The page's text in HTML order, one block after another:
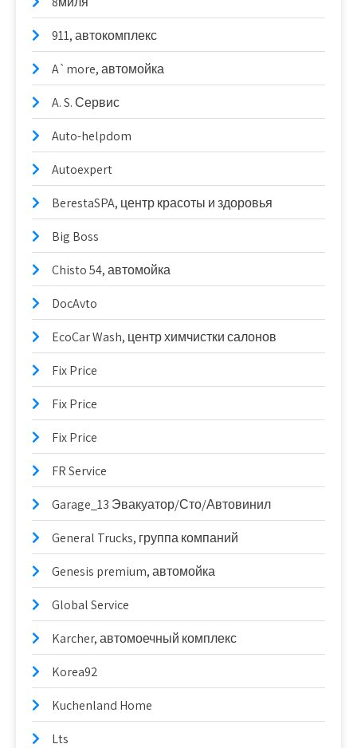
911, автокомплекс
A`more, автомойка
A. S. Сервис
Auto-helpdom
Autoexpert
BerestaSPA, центр красоты и здоровья
Big Boss
Chisto 54, автомойка
DocAvto
EcoCar Wash, центр химчистки салонов
Fix Price
Fix Price
Fix Price
FR Service
Garage_13 Эвакуатор/Сто/Автовинил
General Trucks, группа компаний
Genesis premium, автомойка
Global Service
Karcher, автомоечный комплекс
Korea92
Kuchenland Home
Lts